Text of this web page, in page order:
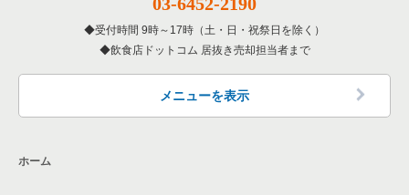
墨田区の飲食店の居抜き売却物件の案件一覧
品川区の飲食店の居抜き売却物件の案件一覧
東京23区の専門料理の居抜き売却物件の案件一覧
東京23区の和食の居抜き売却物件の案件一覧
東京23区の洋食の居抜き売却物件の案件一覧
杉並区の洋食の居抜き売却物件の案件一覧
杉並区のその他の居抜き売却物件の案件一覧
受付時間 9時～17時（土・日・祝祭日を除く）
飲食店ドットコム 居抜き売却担当者まで
メニューを表示
ホーム